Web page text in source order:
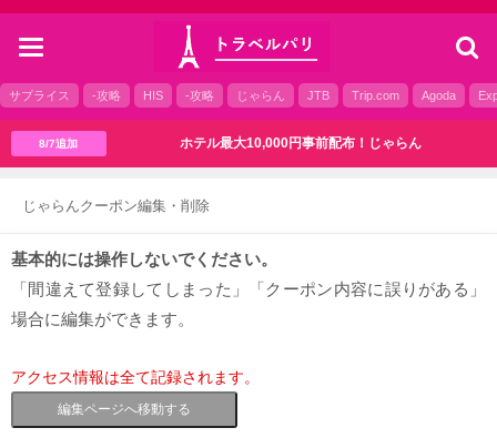
toggle
サプライス -攻略 HIS -攻略 じゃらん JTB Trip.com Agoda
8/7追加 ホテル最大10,000円事前配布！じゃらん
じゃらんクーポン編集・削除
基本的には操作しないでください。
「間違えて登録してしまった」「クーポン内容に誤りがある」
場合に編集ができます。
アクセス情報は全て記録されます。
編集ページへ移動する